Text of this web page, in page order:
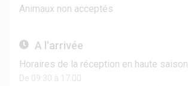
Animaux non acceptés
A l'arrivée
Horaires de la réception en haute saison
De 09:30 à 17:00